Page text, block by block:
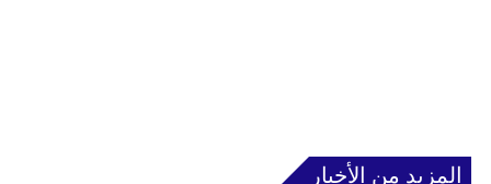
المزيد من الأخبار